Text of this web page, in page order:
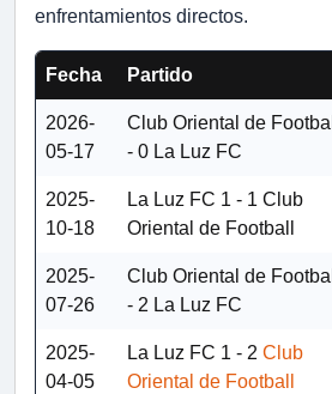
enfrentamientos directos.
Fecha Partido
2026-
05-17
Club Oriental de Football
- 0 La Luz FC
2025-
10-18
La Luz FC 1 - 1 Club
Oriental de Football
2025-
07-26
Club Oriental de Football
- 2 La Luz FC
2025-
04-05
La Luz FC 1 - 2 Club
Oriental de Football